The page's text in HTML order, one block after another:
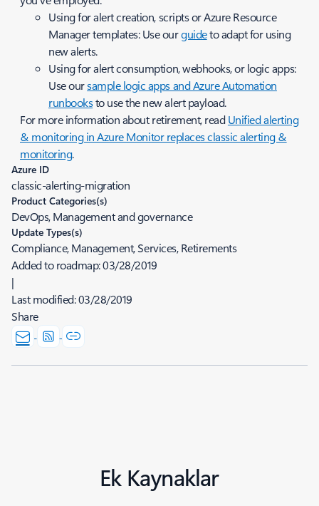
Using for alert creation, scripts or Azure Resource
Manager templates: Use ourguideto adapt for using
new alerts.
Using for alert consumption, webhooks, or logic apps:
Use oursample logic apps and Azure Automation
runbooksto use the new alert payload.
For more information about retirement, readUnified alerting
& monitoring in Azure Monitor replaces classic alerting &
monitoring.
Azure ID
classic-alerting-migration
Product Categories(s)
DevOps, Management and governance
Update Types(s)
Compliance, Management, Services, Retirements
Added to roadmap:03/28/2019
|
Last modified:03/28/2019
Share
Ek Kaynaklar